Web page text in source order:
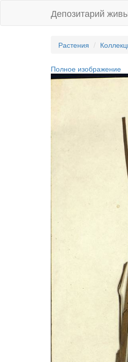
Депозитарий
Растения
Полное изображение